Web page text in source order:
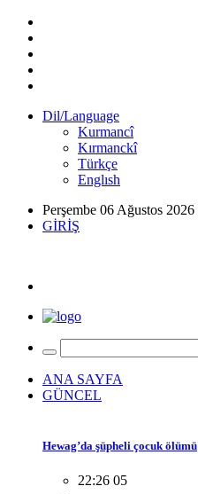
Dil/Language
Kurmancî
Kırmanckî
Türkçe
Englısh
Perşembe 06 Ağustos 2026
GİRİŞ
ANA SAYFA
GÜNCEL
Hewag’da şüpheli çocuk ölümü
22:26 05